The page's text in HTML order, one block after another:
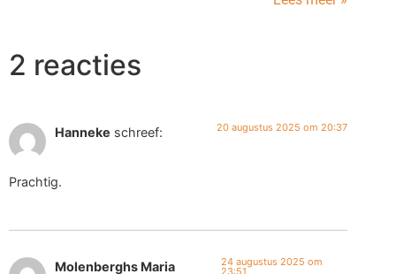
2 reacties
Hanneke schreef: 20 augustus 2025 om 20:37
Prachtig.
Molenberghs Maria
24 augustus 2025 om